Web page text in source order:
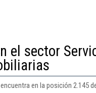
el sector
en la posición 2.145